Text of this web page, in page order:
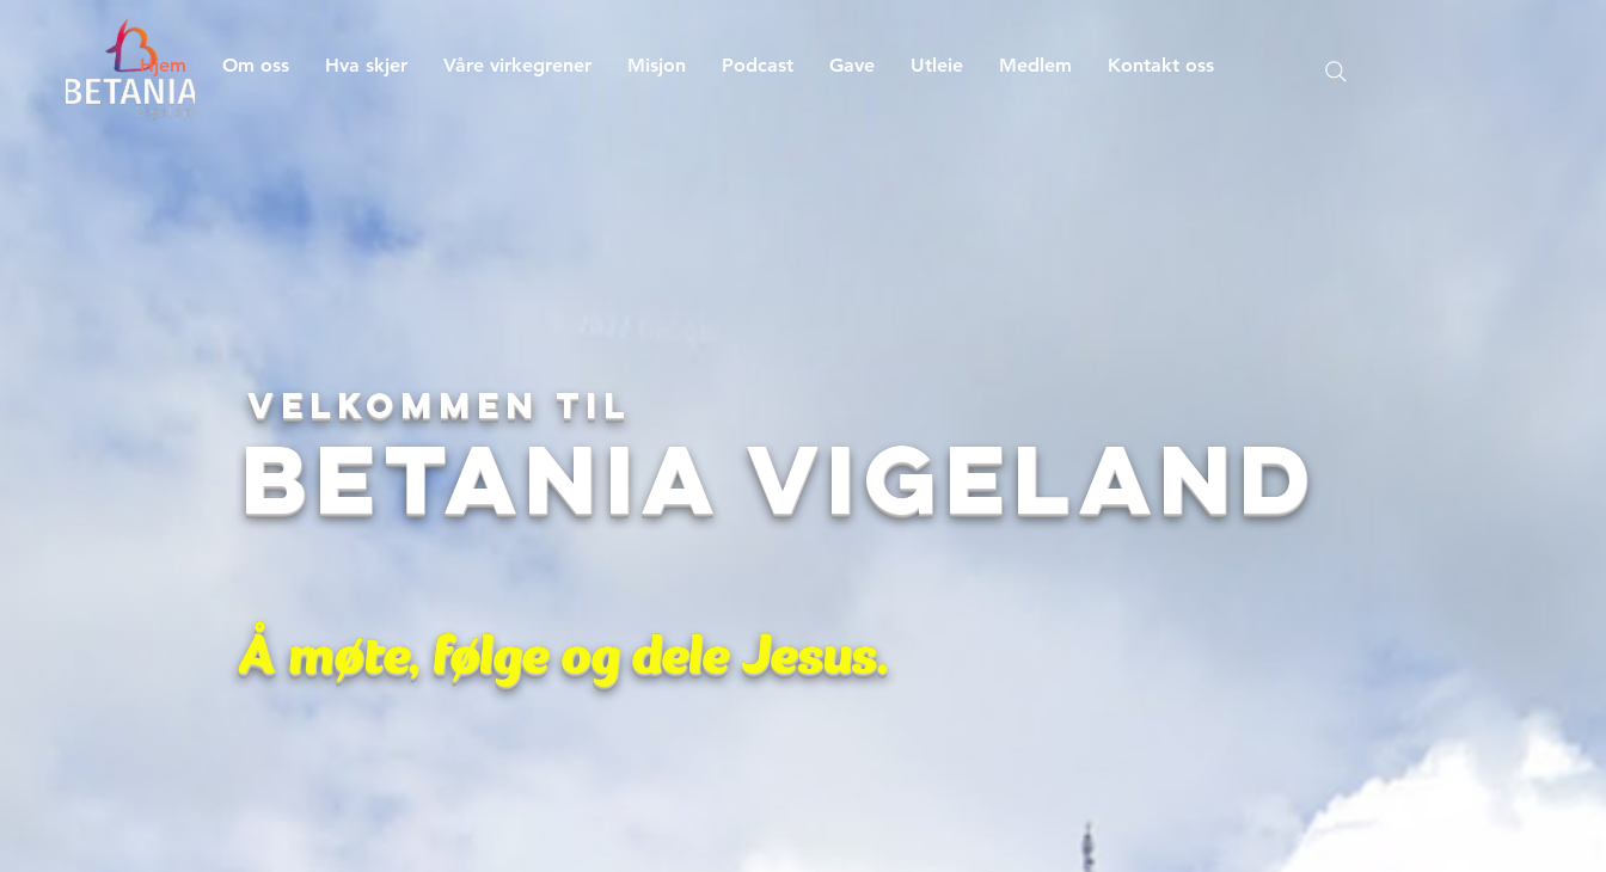
Hjem Om oss Hva skjer Våre virkegrener Misjon Podcast Gave Utleie Medlem Kontakt oss
Velkommen til
Betania Vigeland
Å møte, følge og dele Jesus.